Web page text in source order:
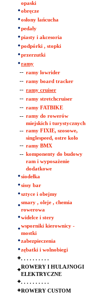
opaski
obręcze
osłony łańcucha
pedały
piasty i akcesoria
podpórki , stopki
przerzutki
ramy
-- ramy lowrider
-- ramy board tracker
-- ramy cruiser
-- ramy stretchcruiser
-- ramy FATBIKE
-- ramy do rowerów
miejskich i turystycznych
-- ramy FIXIE, szosowe,
singlespeed, ostre koło
-- ramy BMX
-- komponenty do budowy
ram i wyposażenie
dodatkowe
siodełka
sissy bar
sztyce i obejmy
smary , oleje , chemia
rowerowa
widelce i stery
wsporniki kierownicy -
mostki
zabezpieczenia
zębatki i wolnobiegi
. . . . . . . . . .
ROWERY I HULAJNOGI
ELEKTRYCZNE
. . . . . . . . . .
ROWERY CUSTOM